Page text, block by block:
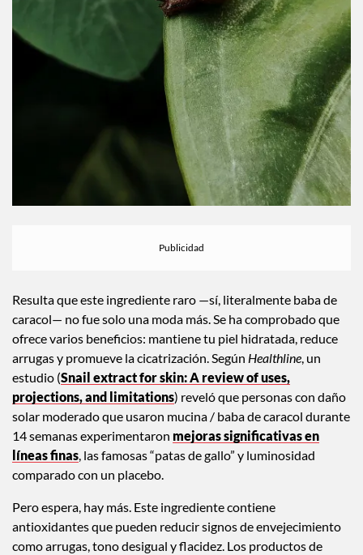
Resulta que este ingrediente raro —sí, literalmente baba de
caracol— no fue solo una moda más. Se ha comprobado que
ofrece varios beneficios: mantiene tu piel hidratada, reduce
arrugas y promueve la cicatrización. Según Healthline, un
estudio (Snail extract for skin: A review of uses,
projections, and limitations) reveló que personas con daño
solar moderado que usaron mucina / baba de caracol durante
14 semanas experimentaron mejoras significativas en
líneas finas, las famosas “patas de gallo” y luminosidad
comparado con un placebo.
Pero espera, hay más. Este ingrediente contiene
antioxidantes que pueden reducir signos de envejecimiento
como arrugas, tono desigual y flacidez. Los productos de